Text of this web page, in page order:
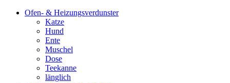
Ofen- & Heizungsverdunster
Katze
Hund
Ente
Muschel
Dose
Teekanne
länglich